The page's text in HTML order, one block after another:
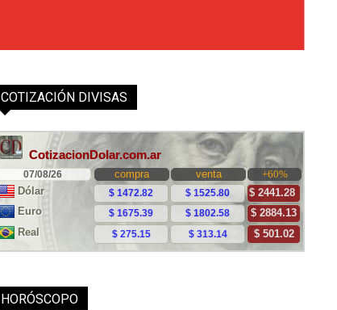
COTIZACIÓN DIVISAS
HORÓSCOPO